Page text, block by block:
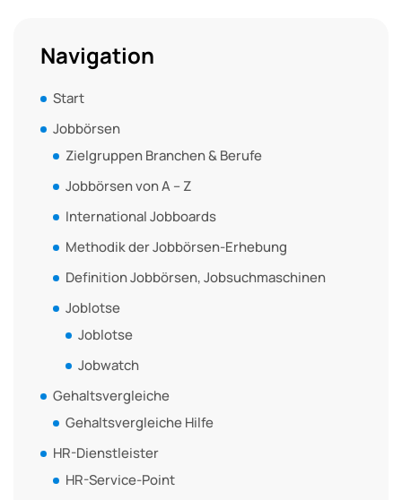
Navigation
Start
Jobbörsen
Zielgruppen Branchen & Berufe
Jobbörsen von A – Z
International Jobboards
Methodik der Jobbörsen-Erhebung
Definition Jobbörsen, Jobsuchmaschinen
Joblotse
Joblotse
Jobwatch
Gehaltsvergleiche
Gehaltsvergleiche Hilfe
HR-Dienstleister
HR-Service-Point